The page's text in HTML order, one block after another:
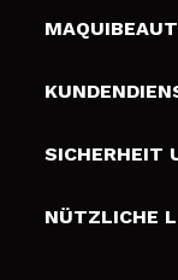
Über uns
Liefer- und
Zahlung
SICHERHEIT
NÜTZLICHE